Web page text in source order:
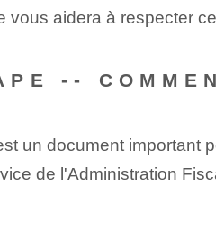
vous aidera à respecter
--
un document important
de l'Administration